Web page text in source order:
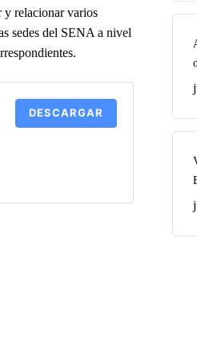
relacionar varios
sedes del SENA a nivel
DESCARGAR